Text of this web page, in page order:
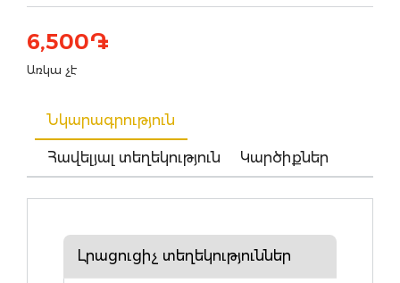
6,500֏
Առկա չէ
Նկարագրություն
Հավելյալ տեղեկություն Կարծիքներ
Լրացուցիչ տեղեկություններ